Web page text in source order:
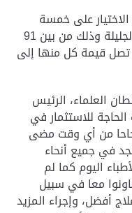
على خمسة
طلبات للاستفادة من منح مؤسسة الجليلة وذلك من بين 91
قيمة كل منها إلى
العلماء، الرئيس
للاستثمار في
من أي وقت مضى
في جميع أنحاء
اليوم كما لم
معا في سبيل
أفضل، وإجراء المزيد